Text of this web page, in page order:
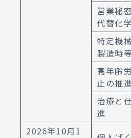
営業秘
代替化
特定機
製造時
高年齢
止の推進
治療と
進
2026年10月1